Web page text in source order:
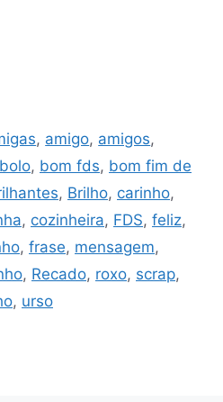
, amigo, amigos,
bolo, bom fds, bom fim de
, Brilho, carinho,
, cozinheira, FDS, feliz,
, frase, mensagem,
, Recado, roxo, scrap,
, urso